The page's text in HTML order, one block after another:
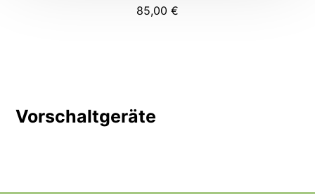
85,00 €
Vorschaltgeräte